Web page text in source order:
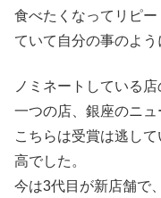
食べたくなってリピ
ていて自分の事のよう
ノミネートしている
一つの店、銀座のニュ
こちらは受賞は逃し
高でした。
今は3代目が新店舗で